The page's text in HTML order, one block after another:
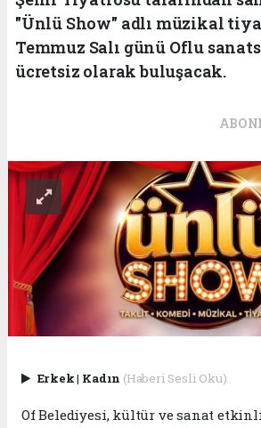
"Ünlü Show" adlı müzikal
Temmuz Salı günü Oflu
ücretsiz olarak buluşacak.
Erkek| Kadın (Haberi Sesli Oku)
Of Belediyesi, kültür ve sanat